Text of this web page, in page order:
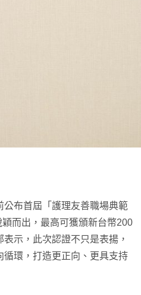
布首屆「護理友善職場典範
而出，最高可獲頒新台幣200
示，此次認證不只是表揚，
循環，打造更正向、更具支持